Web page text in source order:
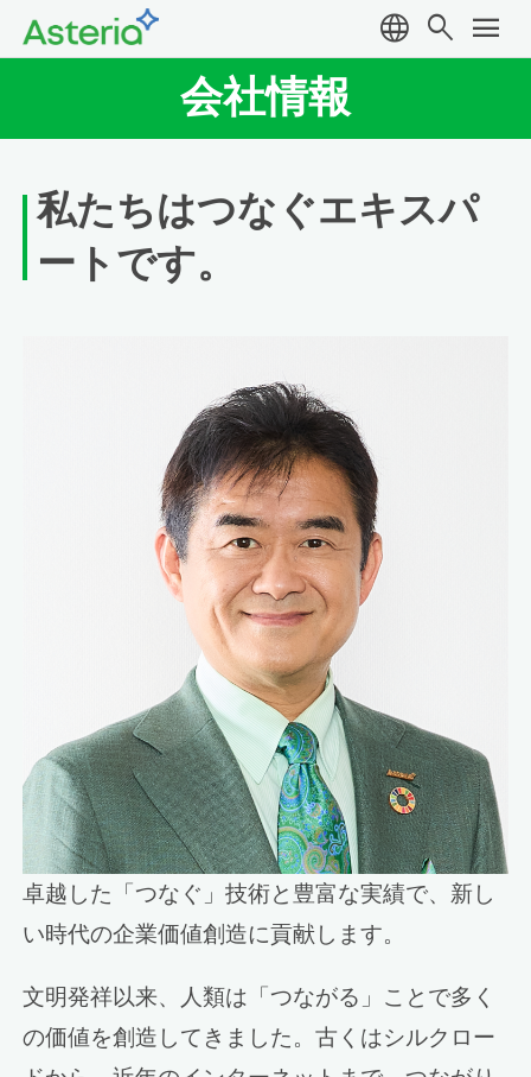
language search menu
会社情報
私たちはつなぐエキスパ
ートです。
卓越した「つなぐ」技術と豊富な実績で、新し
い時代の企業価値創造に貢献します。
文明発祥以来、人類は「つながる」ことで多く
の価値を創造してきました。古くはシルクロー